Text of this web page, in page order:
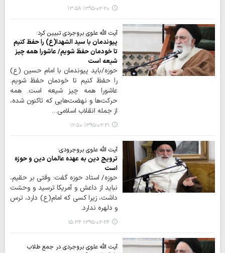
۱۳۹۵-۰۲-۲۰ ۱۳:۵۸
آیت الله علوی بروجردی تبیین کرد:
پیوندمان با سید الشهدا(ع) را حفظ کنیم
تا خودمان حفظ شویم/ عاشورا همه چیز
شیعه است
حوزه/باید پیوندمان با امام حسین (ع)
را حفظ کنیم تا خودمان حفظ شویم.
عاشورا همه چیز شیعه است. همه
حرکت‌ها و نهضت‌هایی که تاکنون شده،
از جمله انقلاب اسلامی…
۱۳۹۵-۰۲-۲۱ ۱۲:۵۰
آیت الله علوی بروجرودی:
ترویج دین به عهده عالمان دین و حوزه
است
حوزه/ استاد حوزه گفت: وقتی بر حقیم،
نباید از داعش و آمریکا ترسید و وحشت
داشت، زیرا کسی که امام(ع) دارد، ترس
و دلهره ندارد.
۱۳۹۵-۰۲-۲۶ ۱۵:۳۶
آیت الله علوی بروجردی در جمع طلاب